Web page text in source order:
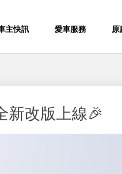
主快訊 愛車服務 原
新改版上線🎉